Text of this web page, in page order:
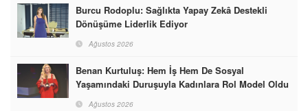
Burcu Rodoplu: Sağlıkta Yapay Zekâ Destekli
Dönüşüme Liderlik Ediyor
Ağustos 2026
Benan Kurtuluş: Hem İş Hem De Sosyal
Yaşamındaki Duruşuyla Kadınlara Rol Model Oldu
Ağustos 2026